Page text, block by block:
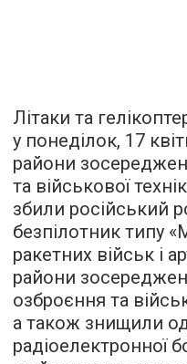
Літаки та
у понеділок, 17
райони
та військової
збили російський
безпілотник типу
ракетних військ і
райони
озброєння та
а також знищили
радіоелектронної